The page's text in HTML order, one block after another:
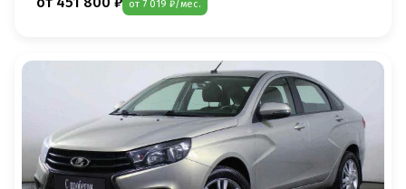
от 7 019 ₽/мес.